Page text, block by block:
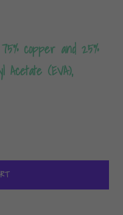
copper and 25%
Acetate (EVA),